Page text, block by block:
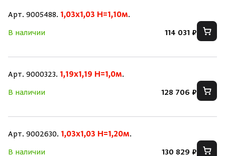
Арт. 9005488. 1,03x1,03 H=1,10м.
В наличии
114 031 ₽
Арт. 9000323. 1,19x1,19 H=1,0м.
В наличии
128 706 ₽
Арт. 9002630. 1,03x1,03 H=1,20м.
В наличии
130 829 ₽